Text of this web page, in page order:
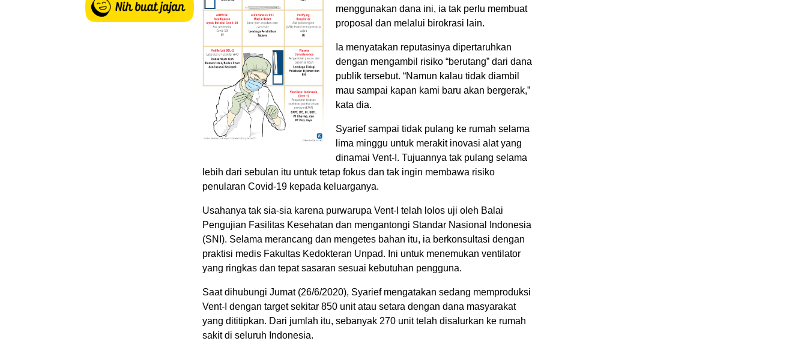
menggunakan dana ini, ia tak perlu membuat
proposal dan melalui birokrasi lain.
Ia menyatakan reputasinya dipertaruhkan
dengan mengambil risiko “berutang” dari dana
publik tersebut. “Namun kalau tidak diambil
mau sampai kapan kami baru akan bergerak,”
kata dia.
Syarief sampai tidak pulang ke rumah selama
lima minggu untuk merakit inovasi alat yang
dinamai Vent-I. Tujuannya tak pulang selama
lebih dari sebulan itu untuk tetap fokus dan tak ingin membawa risiko
penularan Covid-19 kepada keluarganya.
Usahanya tak sia-sia karena purwarupa Vent-I telah lolos uji oleh Balai
Pengujian Fasilitas Kesehatan dan mengantongi Standar Nasional Indonesia
(SNI). Selama merancang dan mengetes bahan itu, ia berkonsultasi dengan
praktisi medis Fakultas Kedokteran Unpad. Ini untuk menemukan ventilator
yang ringkas dan tepat sasaran sesuai kebutuhan pengguna.
Saat dihubungi Jumat (26/6/2020), Syarief mengatakan sedang memproduksi
Vent-I dengan target sekitar 850 unit atau setara dengan dana masyarakat
yang dititipkan. Dari jumlah itu, sebanyak 270 unit telah disalurkan ke rumah
sakit di seluruh Indonesia.